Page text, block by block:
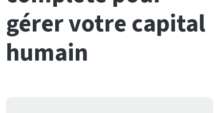
gérer votre capital
humain